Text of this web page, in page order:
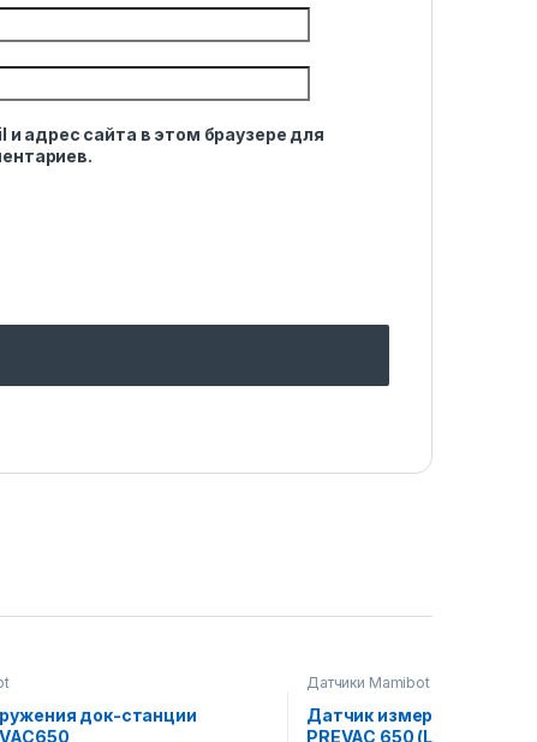
адрес сайта в этом браузере для
док-станции
Датчики Mamibot
Датчик измерения
PREVAC 650 (L)